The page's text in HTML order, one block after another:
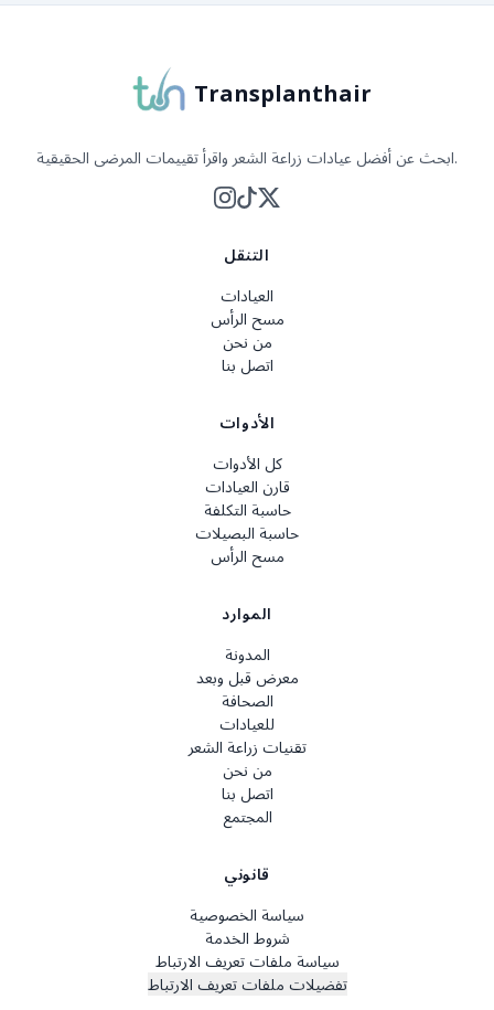
Transplanthair
ابحث عن أفضل عيادات زراعة الشعر واقرأ تقييمات المرضى الحقيقية.
التنقل
العيادات
مسح الرأس
من نحن
اتصل بنا
الأدوات
كل الأدوات
قارن العيادات
حاسبة التكلفة
حاسبة البصيلات
مسح الرأس
الموارد
المدونة
معرض قبل وبعد
الصحافة
للعيادات
تقنيات زراعة الشعر
من نحن
اتصل بنا
المجتمع
قانوني
سياسة الخصوصية
شروط الخدمة
سياسة ملفات تعريف الارتباط
تفضيلات ملفات تعريف الارتباط